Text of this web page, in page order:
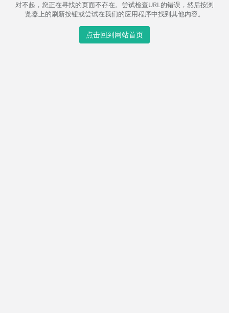
对不起，您正在寻找的页面不存在。尝试检查URL的错误，然后按浏
览器上的刷新按钮或尝试在我们的应用程序中找到其他内容。
点击回到网站首页